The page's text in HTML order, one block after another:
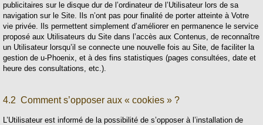
publicitaires sur le disque dur de l’ordinateur de l’Utilisateur lors de sa
navigation sur le Site. Ils n’ont pas pour finalité de porter atteinte à Votre
vie privée. Ils permettent simplement d’améliorer en permanence le service
proposé aux Utilisateurs du Site dans l’accès aux Contenus, de reconnaître
un Utilisateur lorsqu’il se connecte une nouvelle fois au Site, de faciliter la
gestion de u-Phoenix, et à des fins statistiques (pages consultées, date et
heure des consultations, etc.).
4.2 Comment s’opposer aux « cookies » ?
L’Utilisateur est informé de la possibilité de s’opposer à l’installation de